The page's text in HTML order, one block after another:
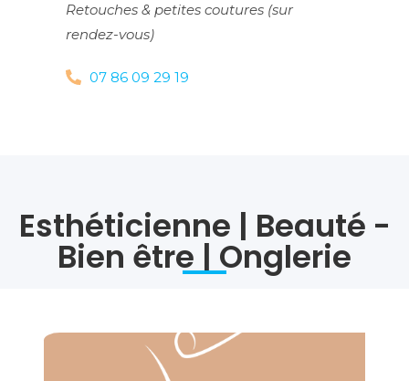
Retouches & petites coutures (sur
rendez-vous)
07 86 09 29 19
Esthéticienne | Beauté -
Bien être | Onglerie